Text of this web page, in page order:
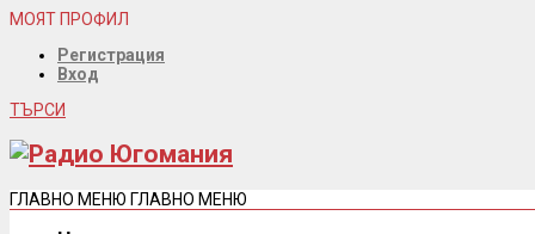
МОЯТ ПРОФИЛ
Регистрация
Вход
ТЪРСИ
ГЛАВНО МЕНЮ ГЛАВНО МЕНЮ